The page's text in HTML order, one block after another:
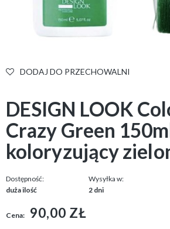
DODAJ DO PRZECHOWALNI
DESIGN LOOK
Crazy Green
koloryzujący
Dostępność:
duża ilość
Wysyłka w:
2 dni
Cena: 90,00 ZŁ